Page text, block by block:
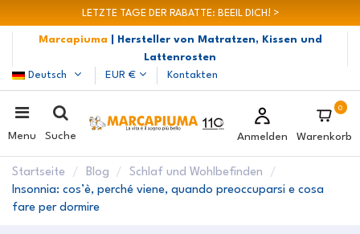
LETZTE TAGE DER RABATTE: BEEIL DICH! >
Marcapiuma
| Hersteller von Matratzen, Kissen und
Lattenrosten
Deutsch
EUR € Kontakten
Menu Suche Anmelden
0
Warenkorb
Startseite Blog
Schlaf und Wohlbefinden
Insonnia: cos’è, perché viene, quando preoccuparsi e cosa
fare per dormire